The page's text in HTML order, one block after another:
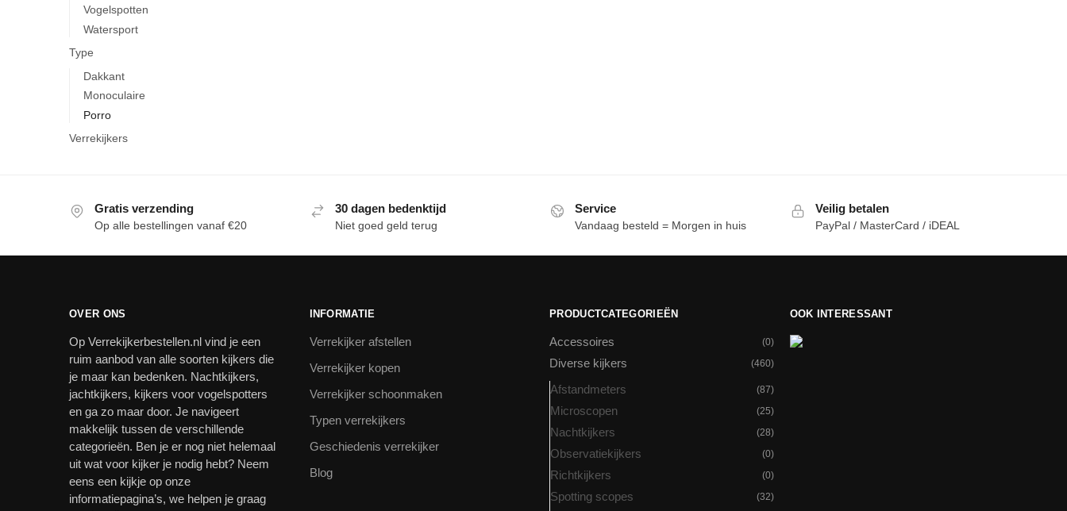
Vogelspotten
Watersport
Type
Dakkant
Monoculaire
Porro
Verrekijkers
Gratis verzending
Op alle bestellingen vanaf €20
30 dagen bedenktijd
Niet goed geld terug
Service
Vandaag besteld = Morgen in huis
Veilig betalen
PayPal / MasterCard / iDEAL
OVER ONS
Op Verrekijkerbestellen.nl vind je een
ruim aanbod van alle soorten kijkers die
je maar kan bedenken. Nachtkijkers,
jachtkijkers, kijkers voor vogelspotters
en ga zo maar door. Je navigeert
makkelijk tussen de verschillende
categorieën. Ben je er nog niet helemaal
uit wat voor kijker je nodig hebt? Neem
eens een kijkje op onze
informatiepagina’s, we helpen je graag
INFORMATIE
Verrekijker afstellen
Verrekijker kopen
Verrekijker schoonmaken
Typen verrekijkers
Geschiedenis verrekijker
Blog
PRODUCTCATEGORIEËN
Accessoires (0)
Diverse kijkers (460)
Afstandmeters (87)
Microscopen (25)
Nachtkijkers (28)
Observatiekijkers (0)
Richtkijkers (0)
Spotting scopes (32)
OOK INTERESSANT